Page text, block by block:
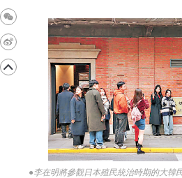
●李在明將參觀日本殖民統治時期的大韓